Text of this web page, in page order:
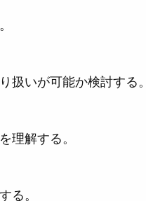
扱いが可能か検討する。
理解する。
る。